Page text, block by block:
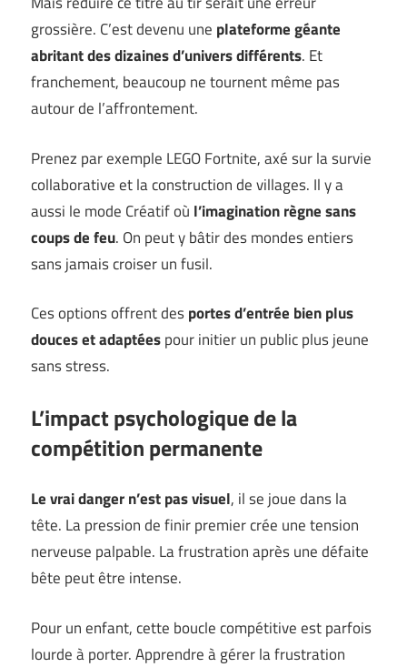
grossière. C’est devenu une plateforme géante
abritant des dizaines d’univers différents. Et
franchement, beaucoup ne tournent même pas
autour de l’affrontement.
Prenez par exemple LEGO Fortnite, axé sur la survie
collaborative et la construction de villages. Il y a
aussi le mode Créatif où l’imagination règne sans
coups de feu. On peut y bâtir des mondes entiers
sans jamais croiser un fusil.
Ces options offrent desportes d’entrée bien plus
douces et adaptéespour initier un public plus jeune
sans stress.
L’impact psychologique de la
compétition permanente
Le vrai danger n’est pas visuel, il se joue dans la
tête. La pression de finir premier crée une tension
nerveuse palpable. La frustration après une défaite
bête peut être intense.
Pour un enfant, cette boucle compétitive est parfois
lourde à porter. Apprendre à gérer la frustration